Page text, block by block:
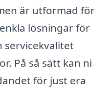
är utformad för
lösningar för
servicekvalitet
På så sätt kan ni
för just era